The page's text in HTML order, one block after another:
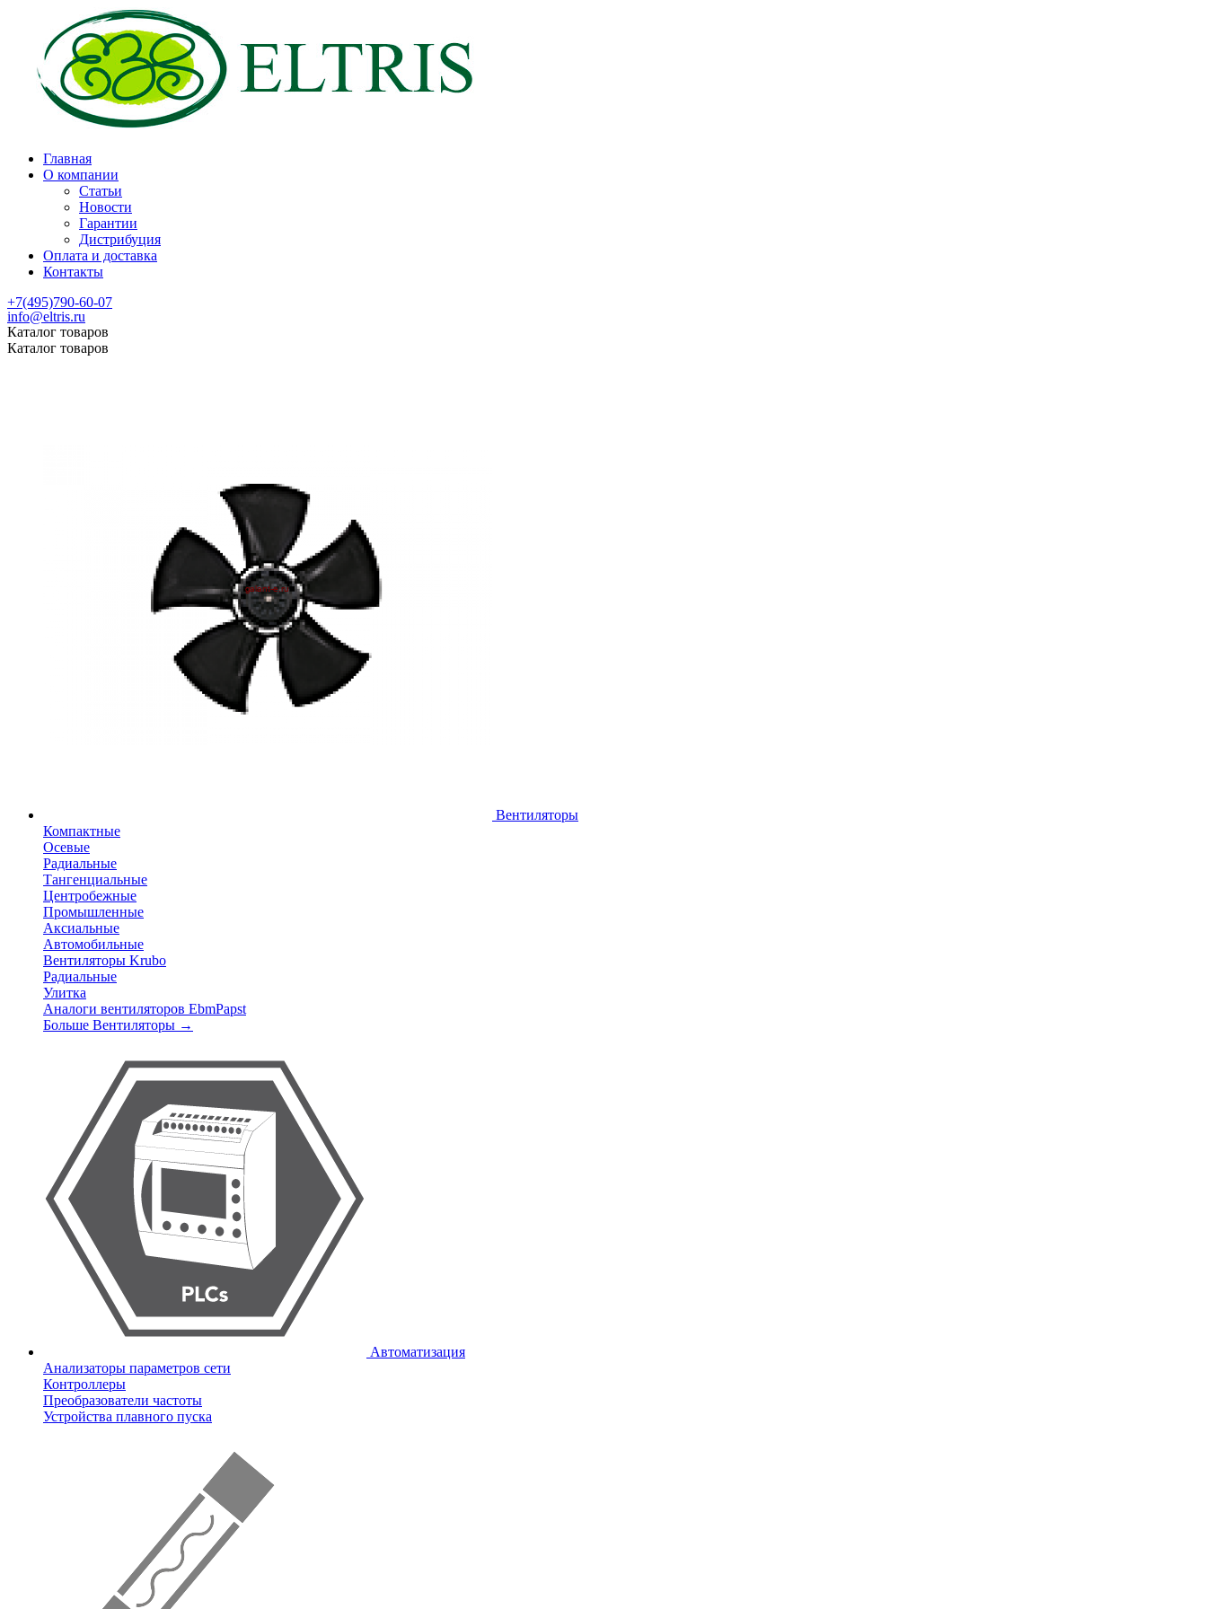
Главная
О компании
Статьи
Новости
Гарантии
Дистрибуция
Оплата и доставка
Контакты
+7(495)790-60-07
info@eltris.ru
Каталог товаров
Каталог товаров
Вентиляторы
Компактные
Осевые
Радиальные
Тангенциальные
Центробежные
Промышленные
Аксиальные
Автомобильные
Вентиляторы Krubo
Радиальные
Улитка
Аналоги вентиляторов EbmPapst
Больше Вентиляторы →
Автоматизация
Анализаторы параметров сети
Контроллеры
Преобразователи частоты
Устройства плавного пуска